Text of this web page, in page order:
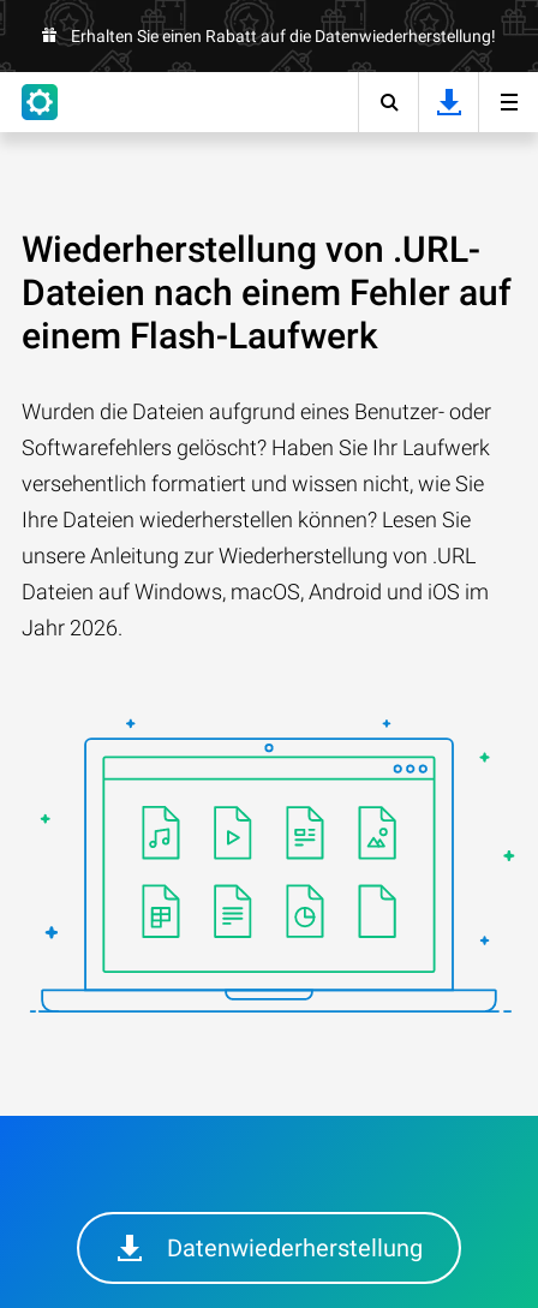
Erhalten Sie einen Rabatt auf die Datenwiederherstellung!
Wiederherstellung von .URL-
Dateien nach einem Fehler auf
einem Flash-Laufwerk
Wurden die Dateien aufgrund eines Benutzer- oder
Softwarefehlers gelöscht? Haben Sie Ihr Laufwerk
versehentlich formatiert und wissen nicht, wie Sie
Ihre Dateien wiederherstellen können? Lesen Sie
unsere Anleitung zur Wiederherstellung von .URL
Dateien auf Windows, macOS, Android und iOS im
Jahr 2026.
Datenwiederherstellung